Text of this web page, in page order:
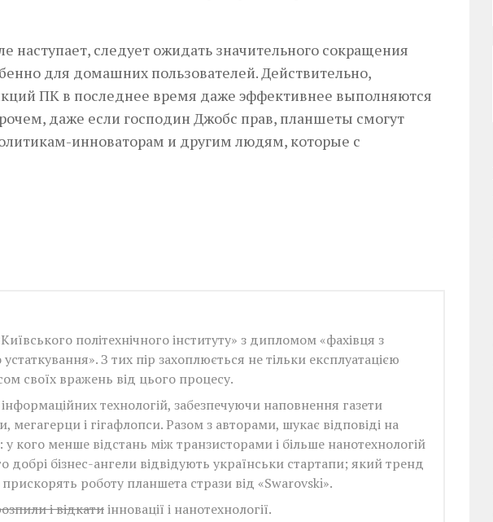
наступает, следует ожидать значительного сокращения
для домашних пользователей. Действительно,
ПК в последнее время даже эффективнее выполняются
даже если господин Джобс прав, планшеты смогут
инноваторам и другим людям, которые с
політехнічного інституту» з дипломом «фахівця з
устаткування». З тих пір захоплюється не тільки експлуатацією
своїх вражень від цього процесу.
технологій, забезпечуючи наповнення газети
мегагерци і гігафлопси. Разом з авторами, шукає відповіді на
у кого менше відстань між транзисторами і більше нанотехнологій
добрі бізнес-ангели відвідують українськи стартапи; який тренд
роботу планшета стрази від «Swarovski».
і відкатиінновації і нанотехнології.